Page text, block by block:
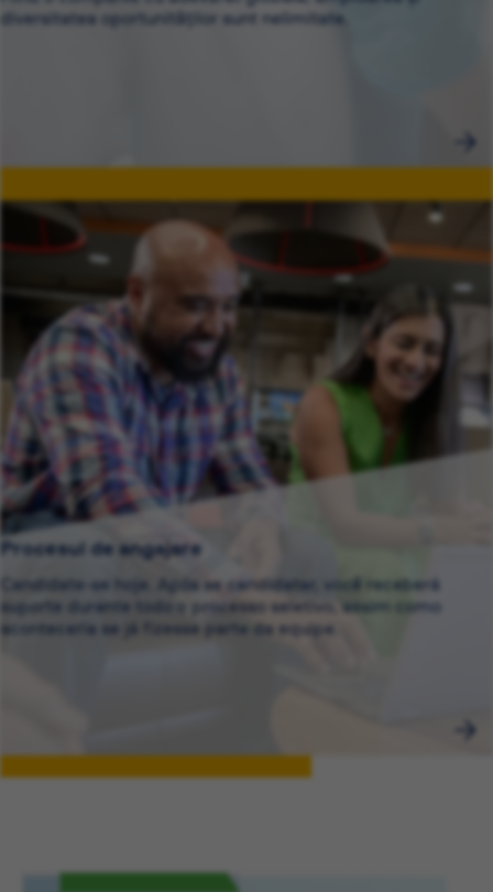
diversitatea oportunităților sunt nelimitate.
Procesul de angajare
Candidate-se hoje. Após se candidatar, você receberá
suporte durante todo o processo seletivo, assim como
aconteceria se já fizesse parte da equipe.